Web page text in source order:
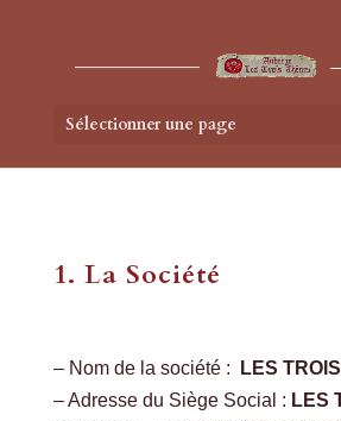
Sélectionner une page
1. La Société
– Nom de la société :
LES
– Adresse du Siège Social : LES